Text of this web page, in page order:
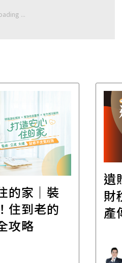
的家｜裝
住到老的
攻略
遺
財
產